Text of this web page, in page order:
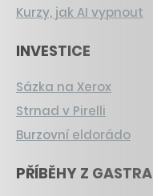
Kurzy, jak AI vypnout
INVESTICE
Sázka na Xerox
Strnad v Pirelli
Burzovní eldorádo
PŘÍBĚHY Z GASTRA